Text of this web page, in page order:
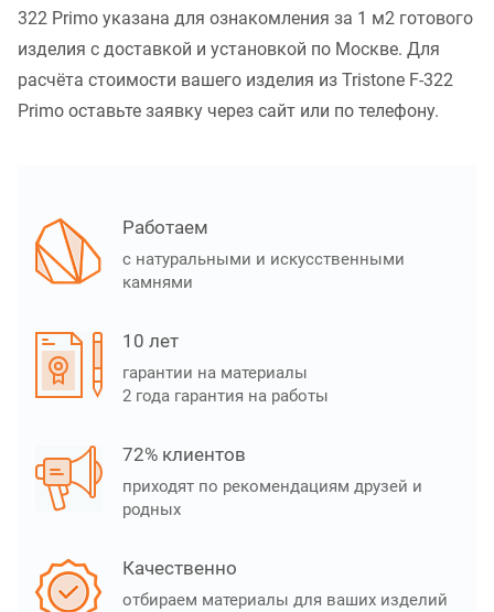
322 Primo указана для ознакомления за 1 м2 готового
изделия с доставкой и установкой по Москве. Для
расчёта стоимости вашего изделия из Tristone F-322
Primo оставьте заявку через сайт или по телефону.
Работаем
с натуральными и искусственными
камнями
10 лет
гарантии на материалы
2 года гарантия на работы
72% клиентов
приходят по рекомендациям друзей и
родных
Качественно
отбираем материалы для ваших изделий